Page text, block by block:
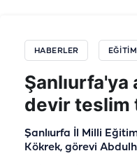
HABERLER EĞITIM
Şanlıurfa'ya
devir teslim
Şanlıurfa İl Milli
Kökrek, görevi